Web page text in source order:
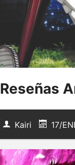
Reseñas
Kairi 17/